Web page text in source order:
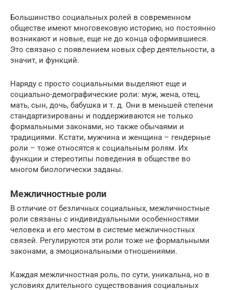
Большинство социальных ролей в современном
обществе имеют многовековую историю, но постоянно
возникают и новые, еще не до конца оформившиеся.
Это связано с появлением новых сфер деятельности, а
значит, и функций.
Наряду с просто социальными выделяют еще и
социально-демографические роли: муж, жена, отец,
мать, сын, дочь, бабушка и т. д. Они в меньшей степени
стандартизированы и поддерживаются не только
формальными законами, но также обычаями и
традициями. Кстати, мужчина и женщина – гендерные
роли – тоже относятся к социальным ролям. Их
функции и стереотипы поведения в обществе во
многом биологически заданы.
Межличностные роли
В отличие от безличных социальных, межличностные
роли связаны с индивидуальными особенностями
человека и его местом в системе межличностных
связей. Регулируются эти роли тоже не формальными
законами, а эмоциональными отношениями.
Каждая межличностная роль, по сути, уникальна, но в
условиях длительного существования социальных